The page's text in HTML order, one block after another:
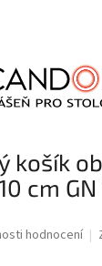
košík
cm
hodnocení